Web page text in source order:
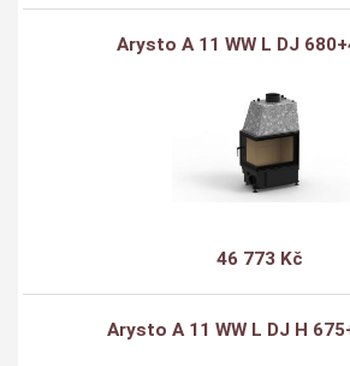
Arysto A 11 WW L DJ
46 773 Kč
Arysto A 11 WW L DJ H